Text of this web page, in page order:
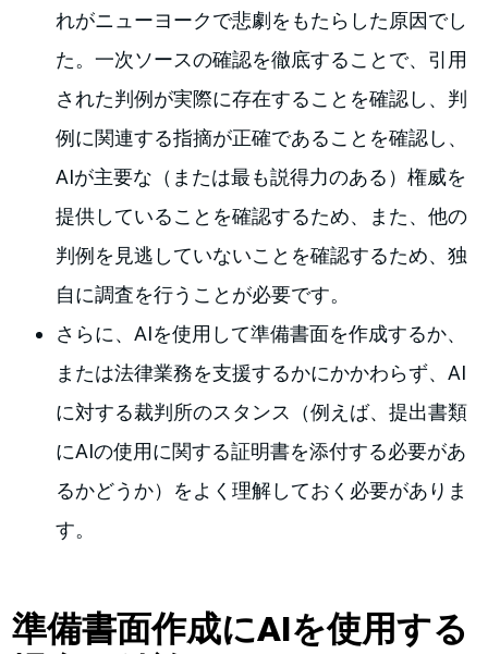
れがニューヨークで悲劇をもたらした原因でし
た。一次ソースの確認を徹底することで、引用
された判例が実際に存在することを確認し、判
例に関連する指摘が正確であることを確認し、
AIが主要な（または最も説得力のある）権威を
提供していることを確認するため、また、他の
判例を見逃していないことを確認するため、独
自に調査を行うことが必要です。
さらに、AIを使用して準備書面を作成するか、
または法律業務を支援するかにかかわらず、AI
に対する裁判所のスタンス（例えば、提出書類
にAIの使用に関する証明書を添付する必要があ
るかどうか）をよく理解しておく必要がありま
す。
準備書面作成にAIを使用する